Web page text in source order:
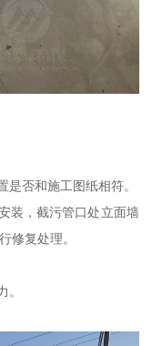
否和施工图纸相符。
装，截污管口处立面墙
修复处理。
。